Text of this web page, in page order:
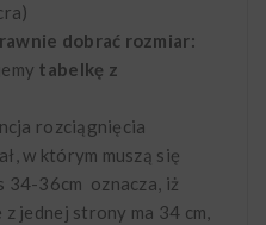
dobrać rozmiar:
tabelkę z
rozciągnięcia
w którym muszą się
34-36cm oznacza, iż
z jednej strony ma 34 cm,